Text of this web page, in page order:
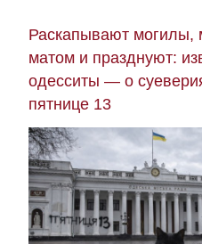
Раскапывают могилы,
матом и празднуют:
одесситы — о
пятнице 13